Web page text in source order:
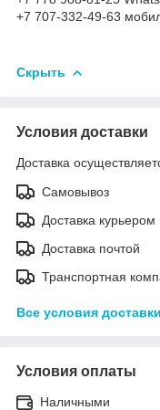
+7 707-332-49-63
Скрыть
Условия доставки
Доставка
Самовывоз
Доставка курьером
Доставка почтой
Транспортная
Все условия доставки
Условия оплаты
Наличными